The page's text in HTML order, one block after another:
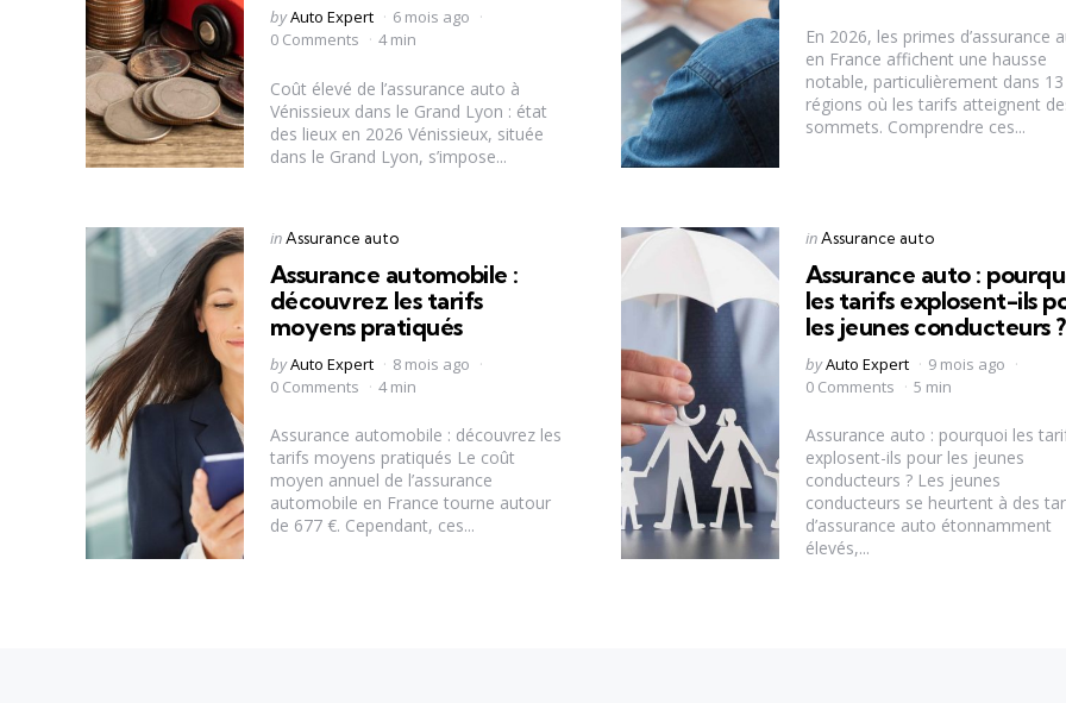
Posted
by
byAuto Expert
6 mois ago
0 Comments
4 min
Coût élevé de l’assurance auto à
Vénissieux dans le Grand Lyon : état
des lieux en 2026 Vénissieux, située
dans le Grand Lyon, s’impose...
En 2026, les primes d’assurance
en France affichent une hausse
notable, particulièrement dans 13
régions où les tarifs atteignent
sommets. Comprendre ces...
Categories
Posted
in Assurance auto
Assurance automobile :
découvrez les tarifs
moyens pratiqués
Posted
by
byAuto Expert
8 mois ago
0 Comments
4 min
Assurance automobile : découvrez les
tarifs moyens pratiqués Le coût
moyen annuel de l’assurance
automobile en France tourne autour
de 677 €. Cependant, ces...
Categories
Posted
in Assurance auto
Assurance auto :
les tarifs explosent-ils
les jeunes conducteurs ?
Posted
by
byAuto Expert
9 mois ago
0 Comments
5 min
Assurance auto : pourquoi les
explosent-ils pour les jeunes
conducteurs ? Les jeunes
conducteurs se heurtent à des
d’assurance auto étonnamment
élevés,...